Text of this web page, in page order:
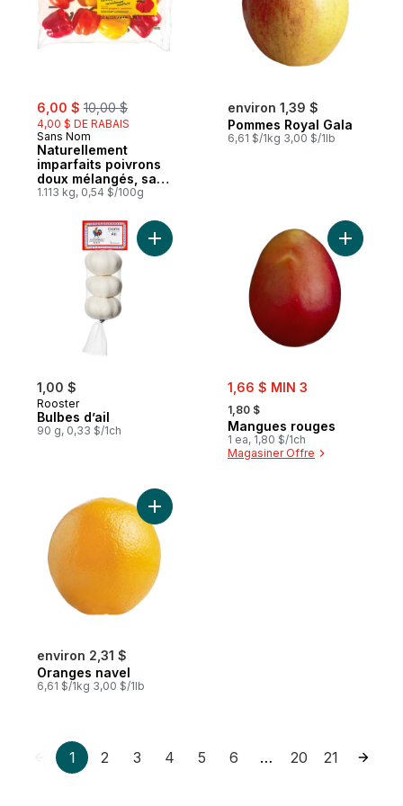
sale:
6,00 $ , formerly:
10,00 $
4,00 $ DE RABAIS
Sans Nom
Naturellement
imparfaits poivrons
doux mélangés, sac
de 2,5 lbs
1.113 kg, 0,54 $/100g
environ 1,39 $
Pommes Royal Gala
6,61 $/1kg 3,00 $/1lb
1,00 $
Rooster
Bulbes d’ail
90 g, 0,33 $/1ch
Ajouter Bulbes d’ail au panier
sale:
1,66 $ MIN 3
, formerly:
1,80 $
Mangues rouges
1 ea, 1,80 $/1ch
Magasiner Offre
Ajouter
environ 2,31 $
Oranges navel
6,61 $/1kg 3,00 $/1lb
Ajouter Oranges navel au panier
1 2 3 4 5 6 … 20 21